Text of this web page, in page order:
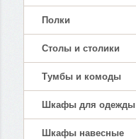
Полки
Столы и столики
Тумбы и комоды
Шкафы для одежды
Шкафы навесные